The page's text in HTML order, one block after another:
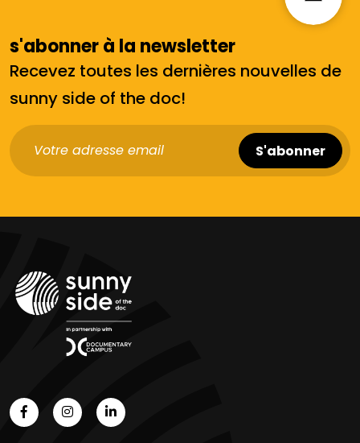
s'abonner à la newsletter
Recevez toutes les dernières nouvelles de
sunny side of the doc!